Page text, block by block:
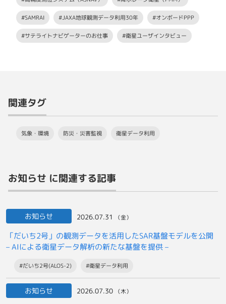
#SAMRAI #JAXA地球観測データ利用30年 #オンボードPPP
#サテライトナビゲーターのお仕事 #衛星ユーザインタビュー
関連タグ
気象・環境 防災・災害監視 衛星データ利用
お知らせ に関連する記事
お知らせ 2026.07.31 （金）
「だいち2号」の観測データを活用したSAR基盤モデルを公開
– AIによる衛星データ解析の新たな基盤を提供 –
#だいち2号(ALOS-2) #衛星データ利用
お知らせ 2026.07.30 （木）